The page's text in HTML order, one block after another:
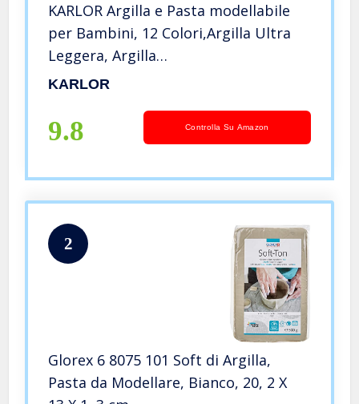
KARLOR Argilla e Pasta modellabile
per Bambini, 12 Colori,Argilla Ultra
Leggera, Argilla
modellabile,Asciugatura all’Aria, Non
Bambini dai 3 Anni in su
KARLOR
9.8 Controlla Su Amazon
2
Glorex 6 8075 101 Soft di Argilla,
Pasta da Modellare, Bianco, 20, 2 X